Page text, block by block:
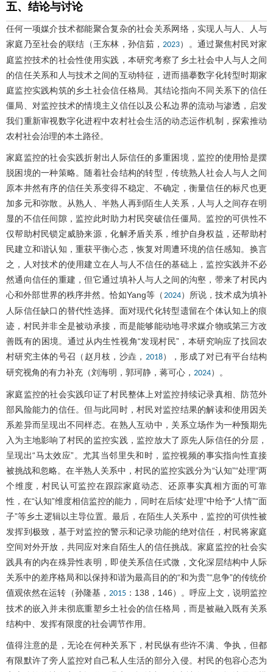
五、结论与讨论
任何一项媒介技术都能聚合复杂的社会关系网络，实现人与人、人与
家庭乃至社会的联结（王东林，孙信茹，2023）。通过聚焦村民对家
庭监控技术的社会性使用实践，本研究考察了乡土社会中人与人之间
的信任关系和人与技术之间的互动特征，进而描摹数字化转型时期家
庭监控实践构筑的乡土社会信任格局。其结论指向不同关系下的信任
僵局、对监控技术的情境主义信任以及公私边界的流动与渗透，启发
我们重新审视数字化进程中农村社会生活的动态运作机制，探索推动
农村社会治理的本土路径。
家庭监控的社会实践折射出人际信任的多重困境，监控的使用恰是摆
脱困境的一种策略。随着社会结构的转型，传统熟人社会人与人之间
原本井然有序的信任关系变得不稳定、不确定，衡量信任的标尺也更
加多元和弥散。从熟人、半熟人再到陌生人关系，人与人之间存在明
显的不信任间隙，监控此时助力村民突破信任僵局。监控的可供性不
仅帮助村民锁定威胁来源，化解矛盾关系，维护自身权益，还帮助村
民建立和谐认知，重获平衡心态，恢复对周遭环境的信任感知。换言
之，人对技术的使用建立在人与人不信任的基础上，监控实践并不必
然通向信任的重建，但它通过填补人与人之间的沟壑，带来了村民内
心和外部世界的秩序井然。恰如Yang等（ 2024）所说，技术成为填补
人际信任缺口的替代性选择。面对现代化转型遗留在个体认知上的痕
迹，村民并非全是被动承接，而是能够能动地寻求媒介物或第三方改
善既有的困境。通过从内生性视角“发现村民”，本研究响应了找回农
村研究主体的号召（赵月枝，沙垚， 2018），形成了对已有平台结构
研究视角的有力补充（刘海明，郭珂静，蒋可心， 2024）。
家庭监控的社会实践印证了村民整体上对监控持续记录真相、防范外
部风险能力的信任。但与此同时，村民对监控结果的解读和使用因关
系差异而呈现出不同样态。在熟人互动中，关系立场作为一种预期先
入为主地影响了村民的监控实践，监控放大了原先人际信任的分层，
呈现出“马太效应”。尤其当邻里失和时，监控视频的事实指向性直接
被挑战和忽略。在半熟人关系中，村民的监控实践分为“认知”“处理”两
个维度，村民认可监控在跟踪家庭动态、还原事实真相方面的可靠
性，在“认知”维度相信监控的能力，同时在后续“处理”中给予“人情”“面
子”等乡土逻辑以主导位置。最后，在陌生人关系中，监控的可供性被
发挥到极致，基于对监控的警示和记录功能的绝对信任，村民将家庭
空间对外开放，共同应对来自陌生人的信任挑战。家庭监控的社会实
践具有的内在殊异性表明，即使关系信任式微，文化深层结构中人际
关系中的差序格局和以保持和谐为最高目的的“和为贵”“息争”的传统价
值观依然在运转（孙隆基， 2015：138，146）。呼应上文，说明监控
技术的嵌入并未彻底重塑乡土社会的信任格局，而是被融入既有关系
结构中、发挥有限度的社会调节作用。
值得注意的是，无论在何种关系下，村民纵有些许不满、争执，但都
有限默许了旁人监控对自己私人生活的部分入侵。村民的包容心态为